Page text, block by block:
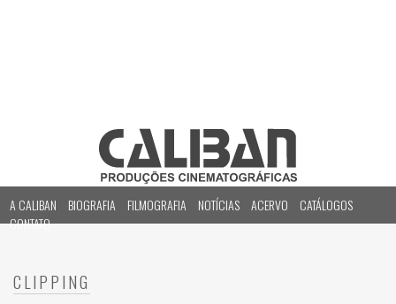
A CALIBAN BIOGRAFIA FILMOGRAFIA NOTÍCIAS ACERVO
CATÁLOGOS
CONTATO
CLIPPING